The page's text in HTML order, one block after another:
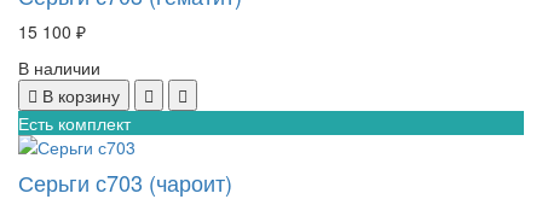
15 100 ₽
В наличии
В корзину
Есть комплект
Серьги с703 (чароит)